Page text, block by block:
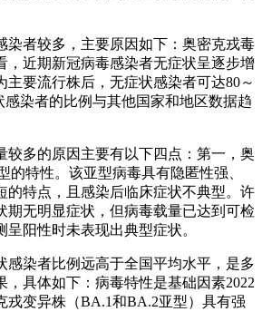
染者较多，主要原因如下：奥密克戎毒
，近期新冠病毒感染者无症状呈逐步增
主要流行株后，无症状感染者可达80～
感染者的比例与其他国家和地区数据趋
较多的原因主要有以下四点：第一，奥
的特性。该亚型病毒具有隐匿性强、
的特点，且感染后临床症状不典型。许
期无明显症状，但病毒载量已达到可检
阳性时未表现出典型症状。
感染者比例远高于全国平均水平，是多
，具体如下：病毒特性是基础因素2022
戎变异株（BA.1和BA.2亚型）具有强